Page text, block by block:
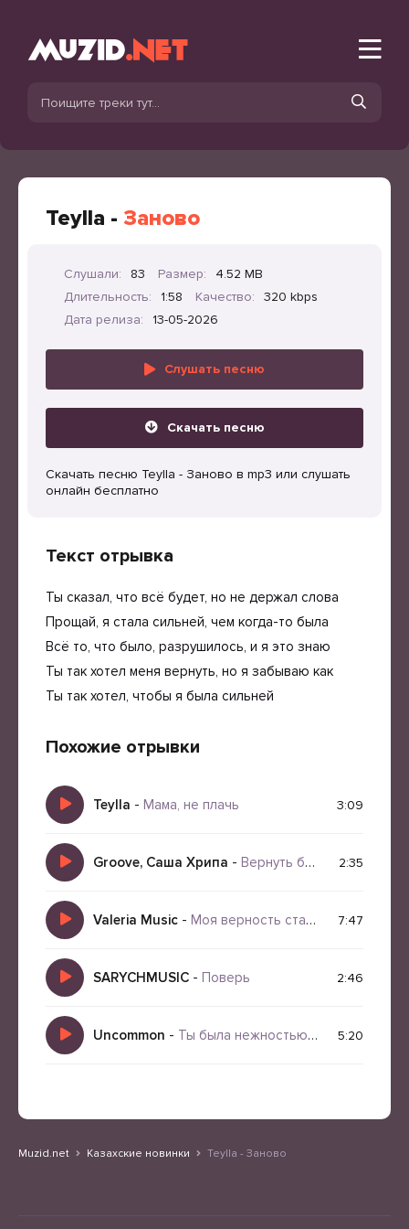
Teylla - Заново
Слушали: 83 Размер:
4.52 MB
Длительность:
1:58 Качество:
320 kbps
Дата релиза:
13-05-2026
Слушать песню
Скачать песню
Скачать песню Teylla - Заново в mp3 или слушать
онлайн бесплатно
Текст отрывка
Ты сказал, что всё будет, но не держал слова
Прощай, я стала сильней, чем когда-то была
Всё то, что было, разрушилось, и я это знаю
Ты так хотел меня вернуть, но я забываю как
Ты так хотел, чтобы я была сильней
Похожие отрывки
Teylla - Мама, не плачь 3:09
Groove, Саша Хрипа - Вернуть бы время 2:35
Valeria Music - Моя верность стала моим наказанием 7:47
SARYCHMUSIC - Поверь 2:46
Uncommon - Ты была нежностью которая стала шрамом 5:20
Muzid.net Казахские новинки Teylla - Заново